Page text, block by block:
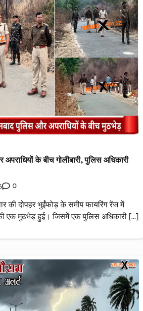
के बीच गोलीबारी, पुलिस अधिकारी
0
की दोपहर भुईंफोड़ के समीप फायरिंग रेंज में
एक मुठभेड़ हुई। जिसमें एक पुलिस अधिकारी […]